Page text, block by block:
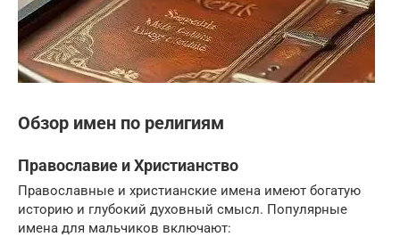
Обзор имен по религиям
Православие и Христианство
Православные и христианские имена имеют богатую
историю и глубокий духовный смысл. Популярные
имена для мальчиков включают: